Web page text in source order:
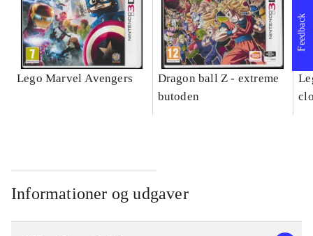
Lego Marvel Avengers
Dragon ball Z - extreme
butoden
Informationer og udgaver
Feedback